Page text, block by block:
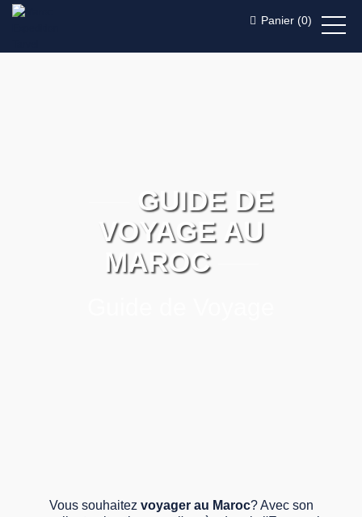
Panier (0)
GUIDE DE
VOYAGE AU
MAROC
Vous souhaitez voyager au Maroc? Avec son